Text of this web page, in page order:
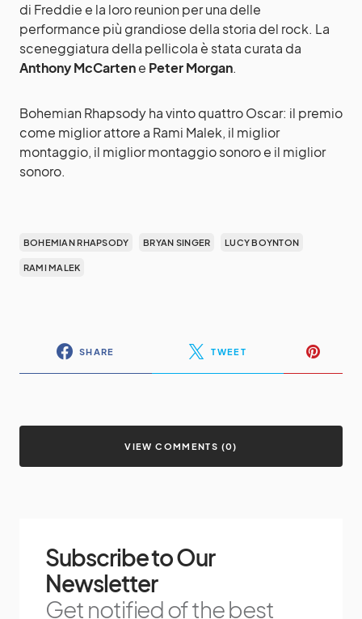
di Freddie e la loro reunion per una delle
performance più grandiose della storia del rock. La
sceneggiatura della pellicola è stata curata da
Anthony McCartene Peter Morgan.
Bohemian Rhapsody ha vinto quattro Oscar: il premio
come miglior attore a Rami Malek, il miglior
montaggio, il miglior montaggio sonoro e il miglior
sonoro.
BOHEMIAN RHAPSODY BRYAN SINGER LUCY BOYNTON
RAMI MALEK
SHARE TWEET
VIEW COMMENTS (0)
Subscribe to Our
Newsletter
Get notified of the best